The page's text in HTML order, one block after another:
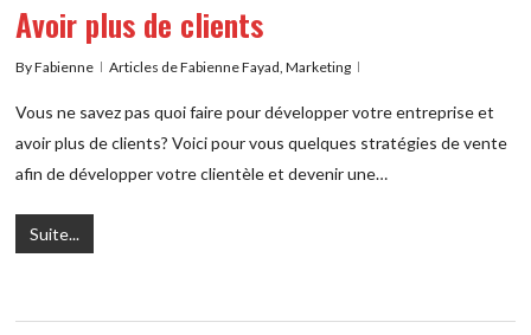
Avoir plus de clients
ByFabienne Articles de Fabienne Fayad,Marketing
Vous ne savez pas quoi faire pour développer votre entreprise et
avoir plus de clients? Voici pour vous quelques stratégies de vente
afin de développer votre clientèle et devenir une…
Suite...